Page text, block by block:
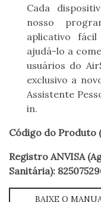
Cada
nosso
aplicativo fácil
ajudá-lo a
usuários do
exclusivo a
Assistente
in.
Código do Produto
Registro ANVISA
Sanitária):
BAIXE O